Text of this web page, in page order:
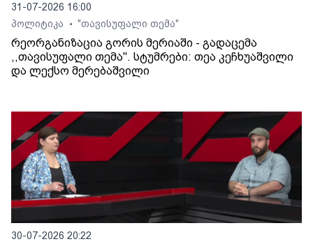
31-07-2026 16:00
პოლიტიკა
• "თავისუფალი თემა"
რეორგანიზაცია გორის მერიაში - გადაცემა
,,თავისუფალი თემა". სტუმრები: თეა კეჩხუაშვილი
და ლექსო მერებაშვილი
30-07-2026 20:22